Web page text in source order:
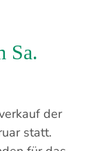
Sa.
der
statt.